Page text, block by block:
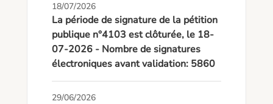
18/07/2026
La période de signature de la pétition
publique n°4103 est clôturée, le 18-
07-2026 - Nombre de signatures
électroniques avant validation: 5860
29/06/2026